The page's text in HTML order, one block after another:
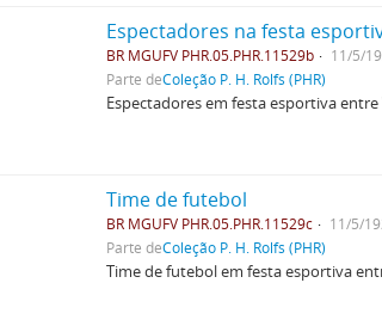
Espectadores na festa
BR MGUFV PHR.05.PHR.11529b
11/5/
Parte deColeção P. H. Rolfs (PHR)
Espectadores em festa esportiva
Time de futebol
BR MGUFV PHR.05.PHR.11529c
11/5/
Parte deColeção P. H. Rolfs (PHR)
Time de futebol em festa esportiva